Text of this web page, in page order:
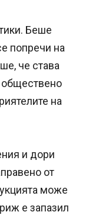
Беше
попречи на
че става
обществено
на
и дори
от
може
е запазил